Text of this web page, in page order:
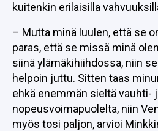
kuitenkin erilaisilla
– Mutta minä luulen, että se
paras, että se missä minä
siinä ylämäkihiihdossa, niin
helpoin juttu. Sitten taas
ehkä enemmän sieltä vauhti-
nopeusvoimapuolelta, niin
myös tosi paljon, arvioi